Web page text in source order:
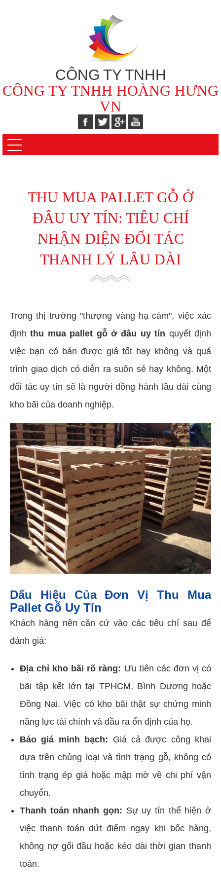
CÔNG TY TNHH
CÔNG TY TNHH HOÀNG HƯNG
VN
THU MUA PALLET GỖ Ở
ĐÂU UY TÍN: TIÊU CHÍ
NHẬN DIỆN ĐỐI TÁC
THANH LÝ LÂU DÀI
Trong thị trường "thượng vàng hạ cám", việc xác
địnhthu mua pallet gỗ ở đâu uy tín quyết định
việc bạn có bán được giá tốt hay không và quá
trình giao dịch có diễn ra suôn sẻ hay không. Một
đối tác uy tín sẽ là người đồng hành lâu dài cùng
kho bãi của doanh nghiệp.
Dấu Hiệu Của Đơn Vị Thu Mua
Pallet Gỗ Uy Tín
Khách hàng nên căn cứ vào các tiêu chí sau để
đánh giá:
Địa chỉ kho bãi rõ ràng: Ưu tiên các đơn vị có
bãi tập kết lớn tại TPHCM, Bình Dương hoặc
Đồng Nai. Việc có kho bãi thật sự chứng minh
năng lực tài chính và đầu ra ổn định của họ.
Báo giá minh bạch: Giá cả được công khai
dựa trên chủng loại và tình trạng gỗ, không có
tình trạng ép giá hoặc mập mờ về chi phí vận
chuyển.
Thanh toán nhanh gọn: Sự uy tín thể hiện ở
việc thanh toán dứt điểm ngay khi bốc hàng,
không nợ gối đầu hoặc kéo dài thời gian thanh
toán.